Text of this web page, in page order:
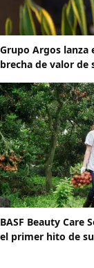
Grupo Argos lanza
brecha de valor de
BASF Beauty Care
el primer hito de